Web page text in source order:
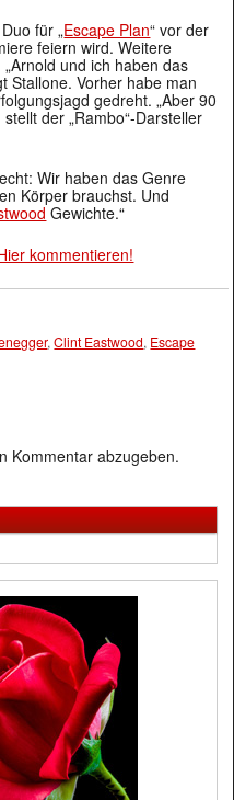
für „Escape Plan“ vor der
feiern wird. Weitere
und ich haben das
Stallone. Vorher habe man
gedreht. „Aber 90
der „Rambo“-Darsteller
Wir haben das Genre
Körper brauchst. Und
Gewichte.“
kommentieren!
,Clint Eastwood, Escape
Kommentar abzugeben.